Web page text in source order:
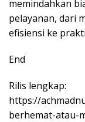
memindahkan
pelayanan, dari
efisiensi ke
End
Rilis lengkap:
https://
berhemat-atau-